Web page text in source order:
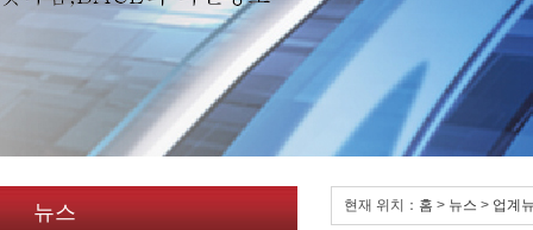
뉴스 현재 위치： 홈 > 뉴스 > 업계